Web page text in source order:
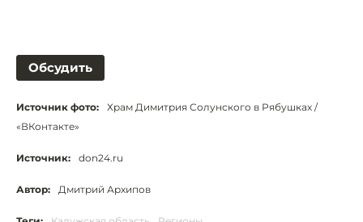
Обсудить
Источник фото:
Храм Димитрия Солунского в Рябушках /
«ВКонтакте»
Источник: don24.ru
Автор: Дмитрий Архипов